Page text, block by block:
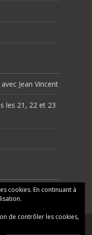
Jean Vincent
les 21, 22 et 23
cookies. En continuant à
de contrôler les cookies,